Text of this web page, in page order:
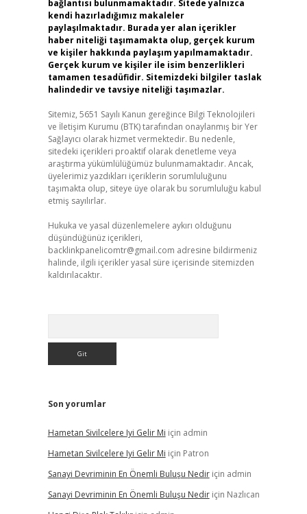
bağlantısı bulunmamaktadır. Sitede yalnızca
kendi hazırladığımız makaleler
paylaşılmaktadır. Burada yer alan içerikler
haber niteliği taşımamakta olup, gerçek kurum
ve kişiler hakkında paylaşım yapılmamaktadır.
Gerçek kurum ve kişiler ile isim benzerlikleri
tamamen tesadüfidir. Sitemizdeki bilgiler taslak
halindedir ve tavsiye niteliği taşımazlar.
Sitemiz, 5651 Sayılı Kanun gereğince Bilgi Teknolojileri
ve İletişim Kurumu (BTK) tarafından onaylanmış bir Yer
Sağlayıcı olarak hizmet vermektedir. Bu nedenle,
sitedeki içerikleri proaktif olarak denetleme veya
araştırma yükümlülüğümüz bulunmamaktadır. Ancak,
üyelerimiz yazdıkları içeriklerin sorumluluğunu
taşımakta olup, siteye üye olarak bu sorumluluğu kabul
etmiş sayılırlar.
Hukuka ve yasal düzenlemelere aykırı olduğunu
düşündüğünüz içerikleri,
backlinkpanelicomtr@gmail.com adresine bildirmeniz
halinde, ilgili içerikler yasal süre içerisinde sitemizden
kaldırılacaktır.
Son yorumlar
Hametan Sivilcelere Iyi Gelir Mi için admin
Hametan Sivilcelere Iyi Gelir Mi için Patron
Sanayi Devriminin En Önemli Buluşu Nediriçin admin
Sanayi Devriminin En Önemli Buluşu Nediriçin Nazlıcan